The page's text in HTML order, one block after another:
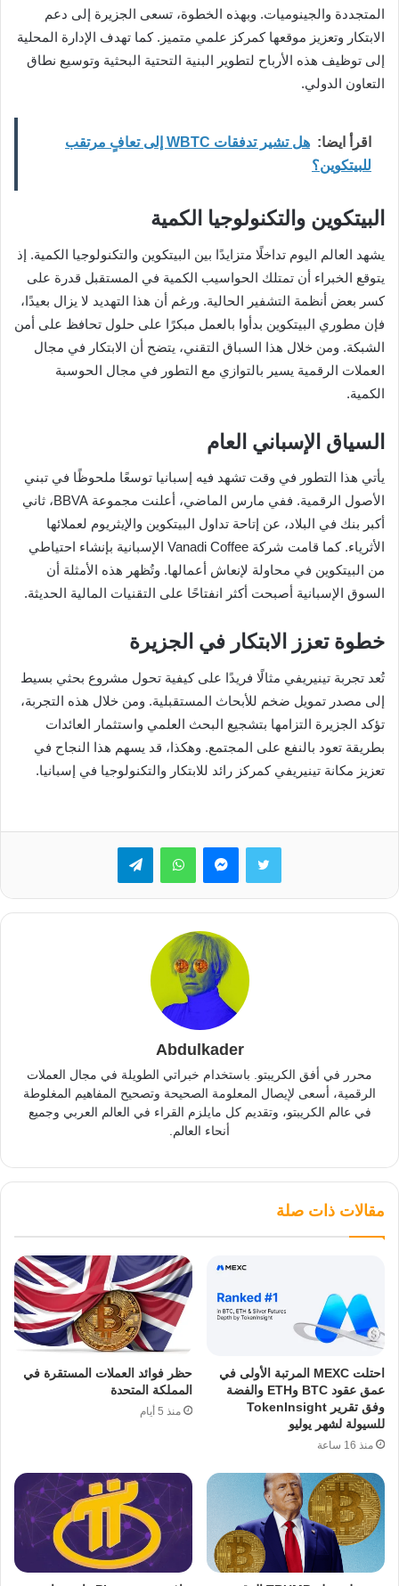
المتجددة والجينوميات. وبهذه الخطوة، تسعى الجزيرة إلى دعم
الابتكار وتعزيز موقعها كمركز علمي متميز. كما تهدف الإدارة المحلية
إلى توظيف هذه الأرباح لتطوير البنية التحتية البحثية وتوسيع نطاق
التعاون الدولي.
اقرأ ايضا:
هل تشير تدفقات WBTC إلى تعافٍ مرتقب
للبيتكوين؟
البيتكوين والتكنولوجيا الكمية
يشهد العالم اليوم تداخلًا متزايدًا بين البيتكوين والتكنولوجيا الكمية. إذ
يتوقع الخبراء أن تمتلك الحواسيب الكمية في المستقبل قدرة على
كسر بعض أنظمة التشفير الحالية. ورغم أن هذا التهديد لا يزال بعيدًا،
فإن مطوري البيتكوين بدأوا بالعمل مبكرًا على حلول تحافظ على أمن
الشبكة. ومن خلال هذا السباق التقني، يتضح أن الابتكار في مجال
العملات الرقمية يسير بالتوازي مع التطور في مجال الحوسبة
الكمية.
السياق الإسباني العام
يأتي هذا التطور في وقت تشهد فيه إسبانيا توسعًا ملحوظًا في تبني
الأصول الرقمية. ففي مارس الماضي، أعلنت مجموعة BBVA، ثاني
أكبر بنك في البلاد، عن إتاحة تداول البيتكوين والإيثريوم لعملائها
الأثرياء. كما قامت شركة Vanadi Coffee الإسبانية بإنشاء احتياطي
من البيتكوين في محاولة لإنعاش أعمالها. وتُظهر هذه الأمثلة أن
السوق الإسبانية أصبحت أكثر انفتاحًا على التقنيات المالية الحديثة.
خطوة تعزز الابتكار في الجزيرة
تُعد تجربة تينيريفي مثالًا فريدًا على كيفية تحول مشروع بحثي بسيط
إلى مصدر تمويل ضخم للأبحاث المستقبلية. ومن خلال هذه التجربة،
تؤكد الجزيرة التزامها بتشجيع البحث العلمي واستثمار العائدات
بطريقة تعود بالنفع على المجتمع. وهكذا، قد يسهم هذا النجاح في
تعزيز مكانة تينيريفي كمركز رائد للابتكار والتكنولوجيا في إسبانيا.
تويتر ماسنجرواتساب تيلقرام
Abdulkader
محرر في أفق الكريبتو. باستخدام خبراتي الطويلة في مجال العملات
الرقمية، أسعى لإيصال المعلومة الصحيحة وتصحيح المفاهيم المغلوطة
في عالم الكريبتو، وتقديم كل مايلزم القراء في العالم العربي وجميع
أنحاء العالم.
مقالات ذات صلة
احتلت MEXC المرتبة الأولى في
عمق عقود BTC وETH والفضة
وفق تقرير TokenInsight
للسيولة لشهر يوليو
منذ 16 ساعة
حظر فوائد العملات المستقرة في
المملكة المتحدة
منذ 5 أيام